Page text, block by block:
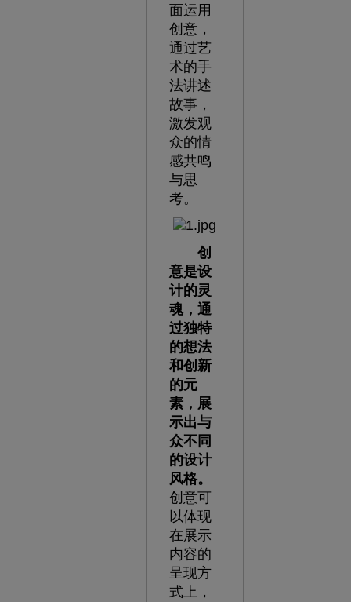
面运用
创意，
通过艺
术的手
法讲述
故事，
激发观
众的情
感共鸣
与思
考。
创
意是设
计的灵
魂，通
过独特
的想法
和创新
的元
素，展
示出与
众不同
的设计
风格。
创意可
以体现
在展示
内容的
呈现方
式上，